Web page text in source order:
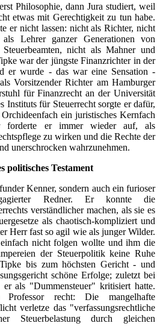
Philosophie, dann Jura studiert, weil
etwas mit Gerechtigkeit zu tun habe.
er nicht lassen: nicht als Richter, nicht
Lehrer ganzer Generationen von
nicht als Mahner und
war der jüngste Finanzrichter in der
er wurde - das war eine Sensation -
Vorsitzender Richter am Hamburger
für Finanzrecht an der Universität
für Steuerrecht sorgte er dafür,
ein juristisches Kernfach
forderte er immer wieder auf, als
zu wirken und die Rechte der
unerschrocken wahrzunehmen.
politisches Testament
Kenner, sondern auch ein furioser
Redner. Er konnte die
verständlicher machen, als sie es
als chaotisch-kompliziert und
Herr fast so agil wie als junger Wilder.
nicht folgen wollte und ihm die
der Steuerpolitik keine Ruhe
bis zum höchsten Gericht - und
schöne Erfolge; zuletzt bei
er als "Dummensteuer" kritisiert hatte.
recht: Die mangelhafte
verletze das "verfassungsrechtliche
Steuerbelastung durch gleichen